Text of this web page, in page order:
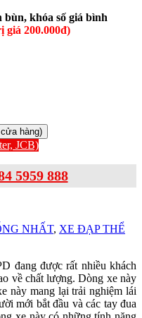
khóa số giá bình
giá 200.000đ)
hàng)
JCB)
5959 888
NHẤT, XE ĐẠP THỂ
đang được rất nhiều khách
về chất lượng. Dòng xe này
này mang lại trải nghiệm lái
mới bắt đầu và các tay đua